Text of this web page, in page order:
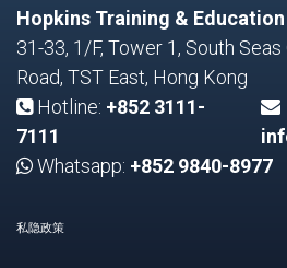
Hopkins Training &
31-33, 1/F, Tower 1, South
Road, TST East, Hong Kong
Hotline: +852 3111-
7111
Whatsapp: +852 9840-8977
私隐政策